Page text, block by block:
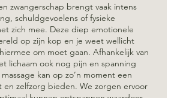
zwangerschap brengt vaak intens
schuldgevoelens of fysieke
zich mee. Deze diep emotionele
op zijn kop en je weet wellicht
om moet gaan. Afhankelijk van
lichaam ook nog pijn en spanning
kan op zo’n moment een
en zelfzorg bieden. We zorgen ervoor